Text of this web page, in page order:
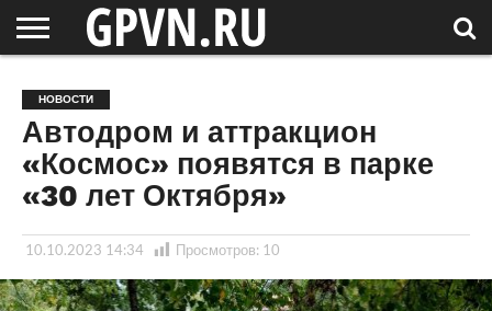
ОБЛАСТЬ
НОВОСТИ
СОСЕДЕЙ
РОССИЯ
/ МИР
СПЕЦПРОЕКТЫ
БЛОГ
СТАТЬИ
ФОТОРЕПОРТАЖИ
ИНТЕРВЬЮ
ОБЪЕКТЫ
ПОДБОРКИ
НОВОСТИ
Автодром и аттракцион
«Космос» появятся в парке
«30 лет Октября»
10.10.2023 14:34 Просмотров: 10